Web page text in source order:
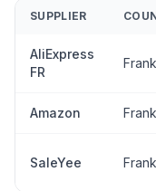
SUPPLIER
AliExpress
FR
Amazon
SaleYee